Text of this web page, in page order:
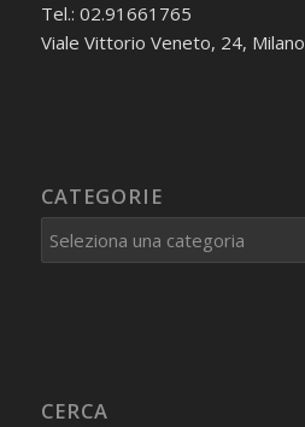
Tel.: 02.91661765
Viale Vittorio Veneto, 24, Milano
CATEGORIE
Categorie
CERCA